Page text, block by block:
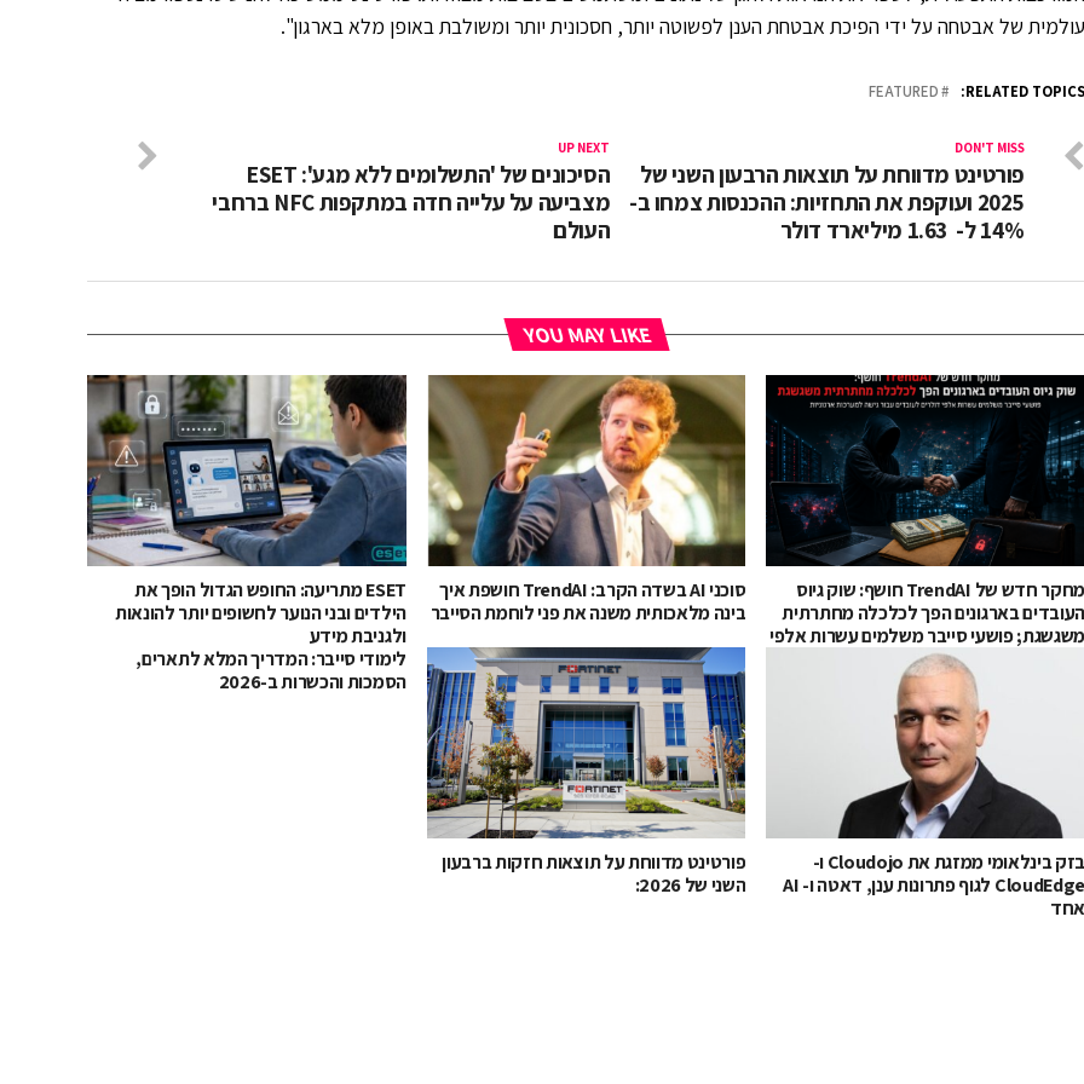
עולמית של אבטחה על ידי הפיכת אבטחת הענן לפשוטה יותר, חסכונית יותר ומשולבת באופן מלא בארגון".
RELATED TOPICS:
FEATURED
UP NEXT
הסיכונים של 'התשלומים ללא מגע': ESET
מצביעה על עלייה חדה במתקפות NFC ברחבי
העולם
DON'T MISS
פורטינט מדווחת על תוצאות הרבעון השני של
2025 ועוקפת את התחזיות: ההכנסות צמחו ב-
14% ל- 1.63 מיליארד דולר
YOU MAY LIKE
מחקר חדש של TrendAI חושף: שוק גיוס
העובדים בארגונים הפך לכלכלה מחתרתית
משגשגת; פושעי סייבר משלמים עשרות אלפי
דולרים לעובדים עבור גישה למערכות
סוכני AI בשדה הקרב: TrendAI חושפת איך
בינה מלאכותית משנה את פני לוחמת הסייבר
ESET מתריעה: החופש הגדול הופך את
הילדים ובני הנוער לחשופים יותר להונאות
ולגניבת מידע
בזק בינלאומי ממזגת את Cloudojo ו-
CloudEdge לגוף פתרונות ענן, דאטה ו- AI
אחד
פורטינט מדווחת על תוצאות חזקות ברבעון
השני של 2026:
לימודי סייבר: המדריך המלא לתארים,
הסמכות והכשרות ב-2026